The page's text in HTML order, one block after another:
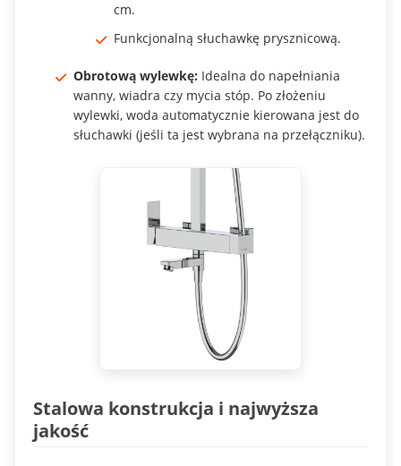
cm.
Funkcjonalną słuchawkę prysznicową.
Obrotową wylewkę: Idealna do napełniania
wanny, wiadra czy mycia stóp. Po złożeniu
wylewki, woda automatycznie kierowana jest do
słuchawki (jeśli ta jest wybrana na przełączniku).
Stalowa konstrukcja i najwyższa
jakość